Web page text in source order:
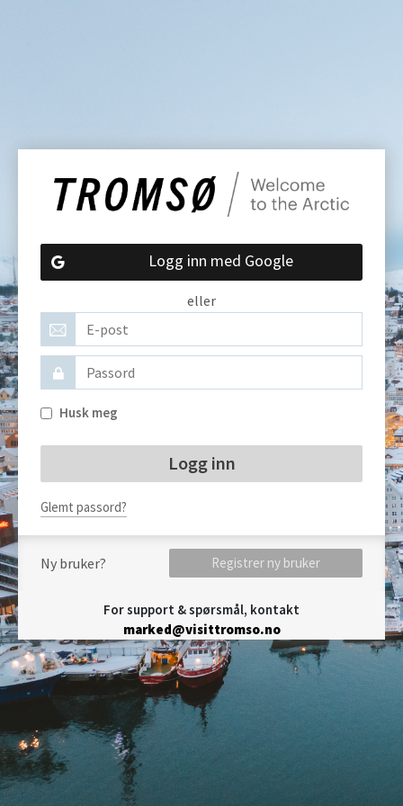
Logg inn med Google
eller
Husk meg
Glemt passord?
Ny bruker? Registrer ny bruker
For support & spørsmål, kontakt
marked@visittromso.no